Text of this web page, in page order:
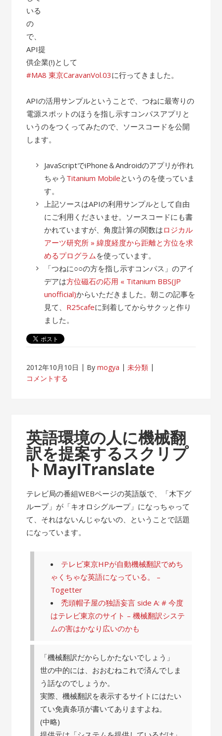
いる
の
で、
API提
供企業(!)として
#MA8 東京CaravanVol.03に行ってきました。
APIの活用サンプルということで、つねに最寄りの
電源スポットのほうを指し示すコンパスアプリと
いうのをつくってみたので、ソースコードを公開
します。
JavaScriptでiPhone＆Androidのアプリが作れ
ちゃう Titanium Mobileというのを使っていま
す。
上記ソースはAPIの利用サンプルとして自由
にご利用くださいませ。ソースコードにも書
かれていますが、角度計算の関数はロジカル
アーツ研究所 » 緯度経度から距離と方位を求
めるプログラムを使っています。
「つねに○○の方を指し示すコンパス」のアイ
デアは方位磁石の応用 « Titanium BBS(JP
unofficial)からいただきました。朝この記事を
見て、 R25cafeに到着してからサクッと作り
ました。
2012年10月10日 Bymogya
未分類
コメントする
英語環境の人に機械翻
訳を提案するスクリプ
トMayITranslate
テレビ局の番組WEBページの英語版で、「木下グ
ループ」が「キオロシグループ」になっちゃって
て、それはないんじゃないの、ということで話題
になっています。
テレビ東京HPが自動機械翻訳でめち
ゃくちゃな英語になっている。 –
Togetter
禿頭帽子屋の独語妄言 side A: # 今度
はテレビ東京のサイト – 機械翻訳システ
ムの害はかなり広いのかも
「機械翻訳だからしかたないでしょう」
世の中的には、おおむねこれで済んでしま
う話なのでしょうか。
実際、機械翻訳を表示するサイトにはたい
てい免責条項が書いてありますよね。
(中略)